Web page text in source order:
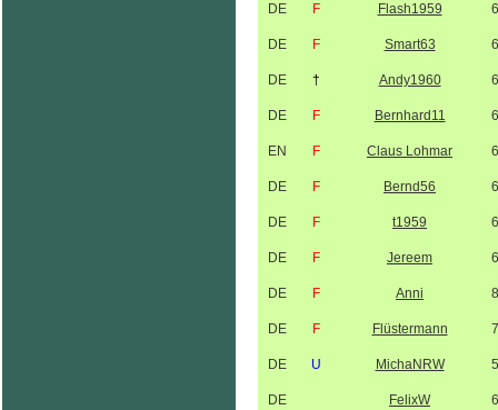
DE F Flash1959
DE F Smart63
DE † Andy1960
DE F Bernhard11
EN F Claus Lohmar
DE F Bernd56
DE F t1959
DE F Jereem
DE F Anni
DE F Flüstermann
DE U MichaNRW
DE FelixW